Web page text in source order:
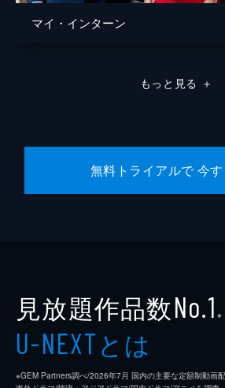
マイ・インターン
もっと見る ＋
無料トライアルで 今
見放題作品数No.1 ※
U-NEXTとは
※GEM Partners調べ/2026年7⽉ 国内の主要な定額制動画